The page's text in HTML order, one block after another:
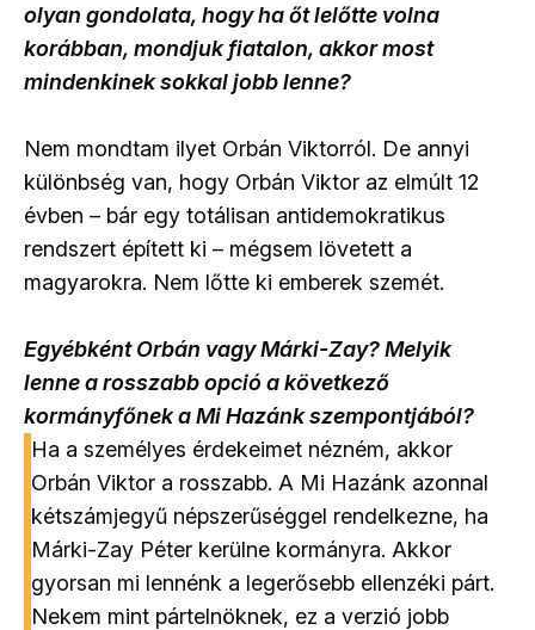
olyan gondolata, hogy ha őt lelőtte volna
korábban, mondjuk fiatalon, akkor most
mindenkinek sokkal jobb lenne?
Nem mondtam ilyet Orbán Viktorról. De annyi
különbség van, hogy Orbán Viktor az elmúlt 12
évben – bár egy totálisan antidemokratikus
rendszert épített ki – mégsem lövetett a
magyarokra. Nem lőtte ki emberek szemét.
Egyébként Orbán vagy Márki-Zay? Melyik
lenne a rosszabb opció a következő
kormányfőnek a Mi Hazánk szempontjából?
Ha a személyes érdekeimet nézném, akkor
Orbán Viktor a rosszabb. A Mi Hazánk azonnal
kétszámjegyű népszerűséggel rendelkezne, ha
Márki-Zay Péter kerülne kormányra. Akkor
gyorsan mi lennénk a legerősebb ellenzéki párt.
Nekem mint pártelnöknek, ez a verzió jobb